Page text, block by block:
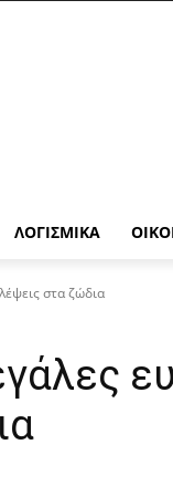
ΛΟΓΙΣΜΙΚΆ
στα ζώδια